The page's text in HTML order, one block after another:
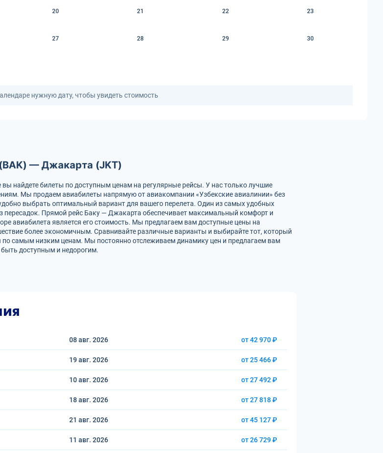
20 21 22 23
27 28 29 30
нужную дату, чтобы увидеть стоимость
— Джакарта (JKT)
найдете билеты по доступным ценам на регулярные рейсы. У нас только лучшие
Мы продаем авиабилеты напрямую от авиакомпании «Узбекские авиалинии» без
выбрать оптимальный вариант для вашего перелета. Один из самых удобных
пересадок. Прямой рейс Баку — Джакарта обеспечивает максимальный комфорт и
авиабилета является его стоимость. Мы предлагаем вам доступные цены на
более экономичным. Сравнивайте различные варианты и выбирайте тот, который
самым низким ценам. Мы постоянно отслеживаем динамику цен и предлагаем вам
доступным и недорогим.
08 авг. 2026 от 42 970 ₽
19 авг. 2026 от 25 466 ₽
10 авг. 2026 от 27 492 ₽
18 авг. 2026 от 27 818 ₽
21 авг. 2026 от 45 127 ₽
11 авг. 2026 от 26 729 ₽